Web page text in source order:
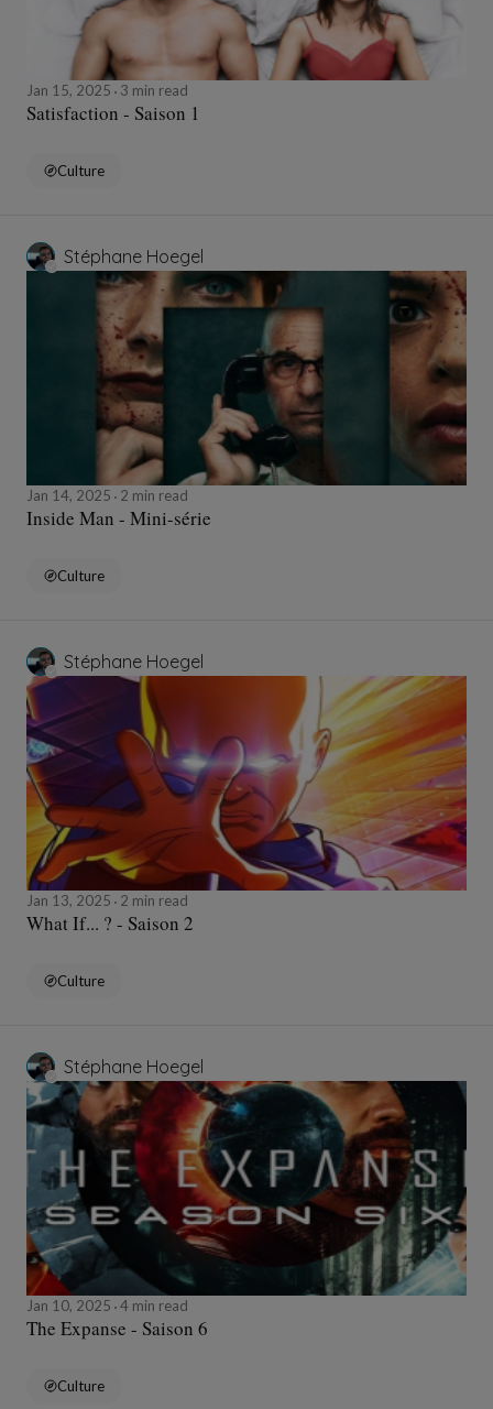
Jan 15, 2025 3 min read
Satisfaction - Saison 1
Culture
Stéphane Hoegel
Jan 14, 2025 2 min read
Inside Man - Mini-série
Culture
Stéphane Hoegel
Jan 13, 2025 2 min read
What If... ? - Saison 2
Culture
Stéphane Hoegel
Jan 10, 2025 4 min read
The Expanse - Saison 6
Culture